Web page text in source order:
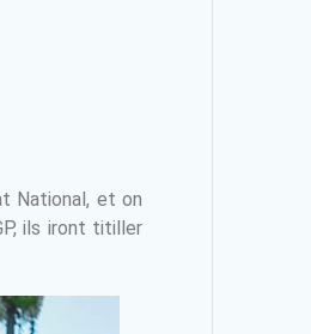
National, et on
ils iront titiller